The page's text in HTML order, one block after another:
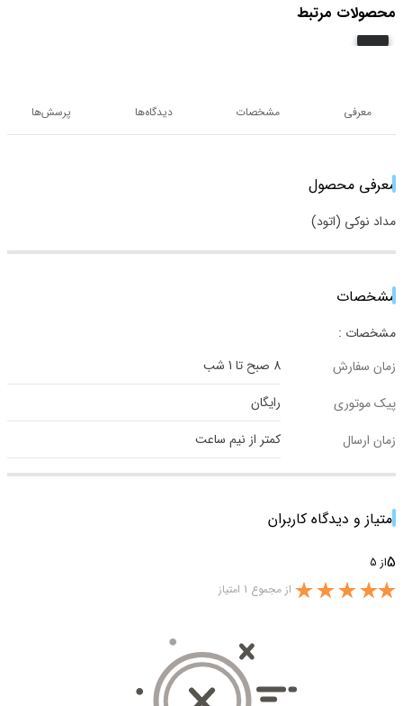
محصولات مرتبط
معرفی مشخصات دیدگاه‌ها پرسش‌ها
معرفی محصول
مداد نوکی (اتود)
مشخصات
مشخصات :
زمان سفارش
8 صبح تا 1 شب
پیک موتوری
رایگان
زمان ارسال
کمتر از نیم ساعت
امتیاز و دیدگاه کاربران
5از 5
از مجموع 1 امتیاز